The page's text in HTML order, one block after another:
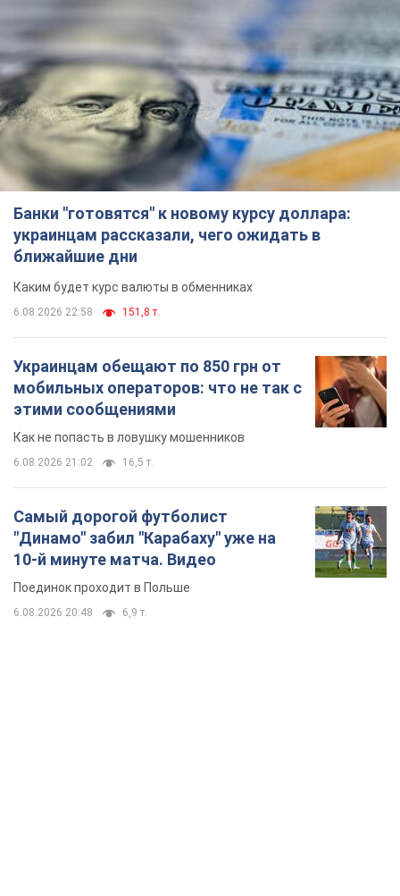
Банки "готовятся" к новому курсу доллара:
украинцам рассказали, чего ожидать в
ближайшие дни
Каким будет курс валюты в обменниках
6.08.2026 22:58 151,8 т.
Украинцам обещают по 850 грн от
мобильных операторов: что не так с
этими сообщениями
Как не попасть в ловушку мошенников
6.08.2026 21:02 16,5 т.
Самый дорогой футболист
"Динамо" забил "Карабаху" уже на
10-й минуте матча. Видео
Поединок проходит в Польше
6.08.2026 20:48 6,9 т.